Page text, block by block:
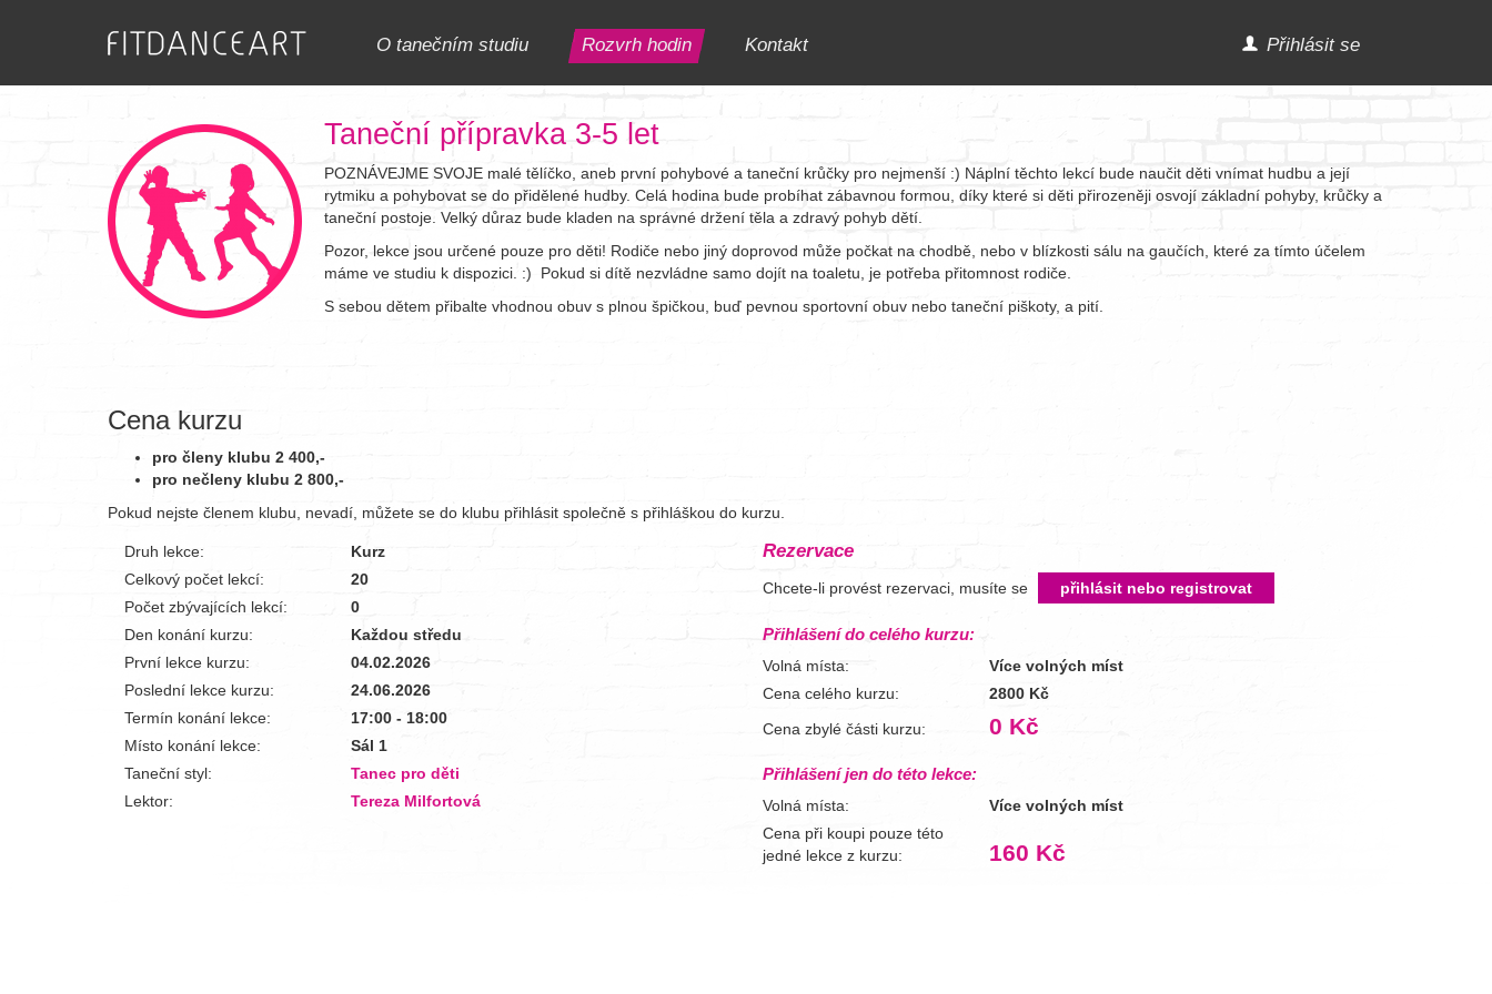
O tanečním studiu Rozvrh hodin Kontakt Přihlásit se
Taneční přípravka 3-5 let
POZNÁVEJME SVOJE malé tělíčko, aneb první pohybové a taneční krůčky pro nejmenší :) Náplní těchto lekcí bude naučit děti vnímat hudbu a její
rytmiku a pohybovat se do přidělené hudby. Celá hodina bude probíhat zábavnou formou, díky které si děti přirozeněji osvojí základní pohyby, krůčky a
taneční postoje. Velký důraz bude kladen na správné držení těla a zdravý pohyb dětí.
Pozor, lekce jsou určené pouze pro děti! Rodiče nebo jiný doprovod může počkat na chodbě, nebo v blízkosti sálu na gaučích, které za tímto účelem
máme ve studiu k dispozici. :) Pokud si dítě nezvládne samo dojít na toaletu, je potřeba přitomnost rodiče.
S sebou dětem přibalte vhodnou obuv s plnou špičkou, buď pevnou sportovní obuv nebo taneční piškoty, a pití.
Cena kurzu
pro členy klubu 2 400,-
pro nečleny klubu 2 800,-
Pokud nejste členem klubu, nevadí, můžete se do klubu přihlásit společně s přihláškou do kurzu.
Druh lekce:
Kurz
Celkový počet lekcí:
20
Počet zbývajících lekcí:
0
Den konání kurzu:
Každou středu
První lekce kurzu:
04.02.2026
Poslední lekce kurzu:
24.06.2026
Termín konání lekce:
17:00 - 18:00
Místo konání lekce:
Sál 1
Taneční styl:
Tanec pro děti
Lektor:
Tereza Milfortová
Rezervace
Chcete-li provést rezervaci, musíte se přihlásit nebo registrovat
Přihlášení do celého kurzu:
Volná místa:
Více volných míst
Cena celého kurzu:
2800 Kč
Cena zbylé části kurzu:
0 Kč
Přihlášení jen do této lekce:
Volná místa:
Více volných míst
Cena při koupi pouze této
jedné lekce z kurzu:
160 Kč